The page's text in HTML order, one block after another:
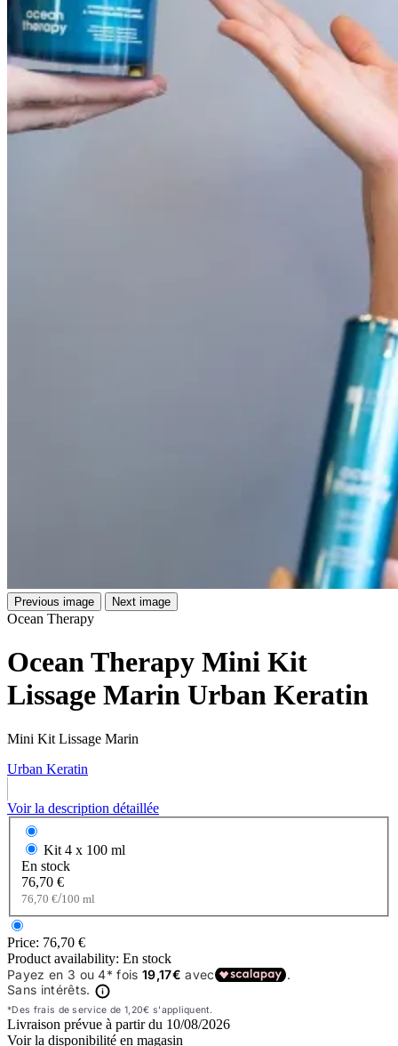
Previous image Next image
Ocean Therapy
Ocean Therapy Mini Kit
Lissage Marin Urban Keratin
Mini Kit Lissage Marin
Urban Keratin
Voir la description détaillée
Kit 4 x 100 ml
En stock
76,70 €
76,70 €/100 ml
Price: 76,70 €
Product availability: En stock
Livraison prévue à partir du 10/08/2026
Voir la disponibilité en magasin